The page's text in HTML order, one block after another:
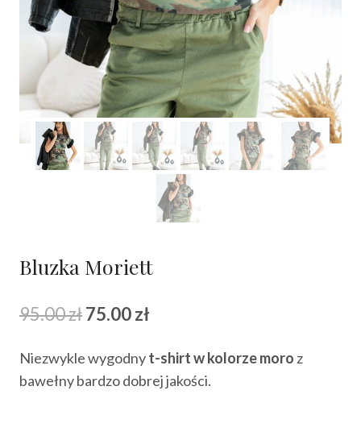
Bluzka Moriett
95.00złPierwotna
wynosiła:
75.00zł
wynosi:
Niezwykle wygodnyt-shirt w kolorze moro z
bawełny bardzo dobrej jakości.